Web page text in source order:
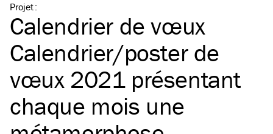
Projet:
Calendrier de vœux
Calendrier/​poster de
vœux 2021 présentant
chaque mois une